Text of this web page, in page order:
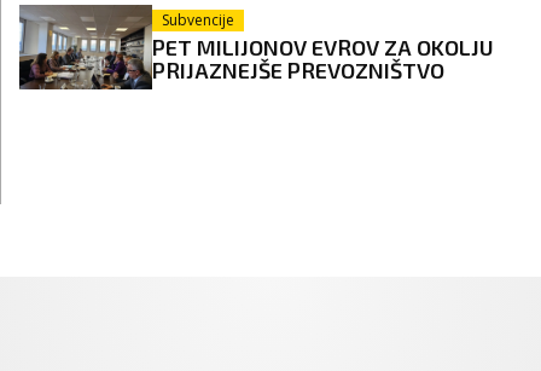
Subvencije
PET MILIJONOV EVROV ZA OKOLJU
PRIJAZNEJŠE PREVOZNIŠTVO